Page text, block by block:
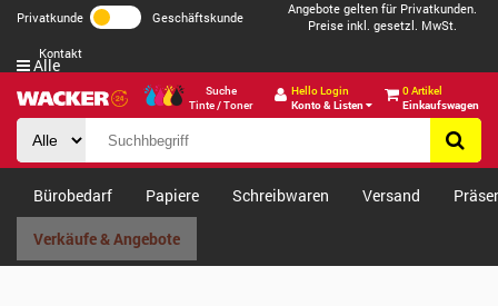
Privatkunde Geschäftskunde
Angebote gelten für Privatkunden.
Preise inkl. gesetzl. MwSt.
Kontakt
Suche
Tinte / Toner
Hello Login
Konto & Listen
0 Artikel
Einkaufswagen
Alle
Bürobedarf Papiere Schreibwaren Versand
Verkäufe & Angebote